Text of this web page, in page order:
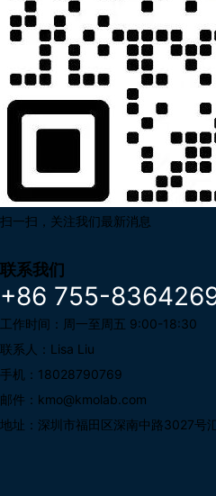
扫一扫，关注我们最新消息
联系我们
+86 755-
工作时间：周一至周五 9:00-18:30
联系人：Lisa Liu
手机：18028790769
邮件：kmo@kmolab.com
地址：深圳市福田区深南中路3027号